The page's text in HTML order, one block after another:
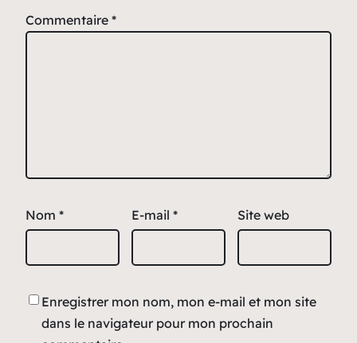
Commentaire *
Nom * E-mail * Site web
Enregistrer mon nom, mon e-mail et mon site
dans le navigateur pour mon prochain